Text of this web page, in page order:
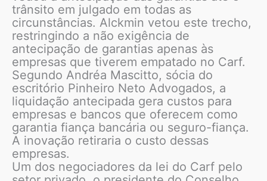
trânsito em julgado em todas as
circunstâncias. Alckmin vetou este trecho,
restringindo a não exigência de
antecipação de garantias apenas às
empresas que tiverem empatado no Carf.
Segundo Andréa Mascitto, sócia do
escritório Pinheiro Neto Advogados, a
liquidação antecipada gera custos para
empresas e bancos que oferecem como
garantia fiança bancária ou seguro-fiança.
A inovação retiraria o custo dessas
empresas.
Um dos negociadores da lei do Carf pelo